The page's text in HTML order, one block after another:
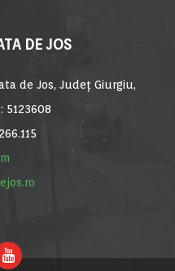
DE JOS
de Jos, Județ Giurgiu,
5123608